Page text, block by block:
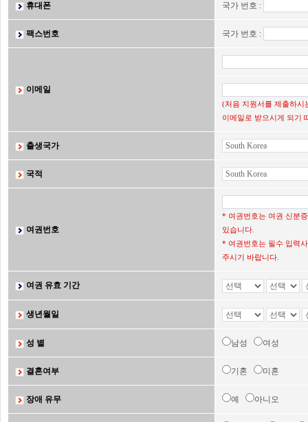
휴대폰 국가 번호 :
팩스번호 국가 번호 :
이메일
(처음 지원서를 제출하시
이메일로 받으시게 되기
출생국가
국적
여권번호
* 여권번호는 여권 신분
있습니다.
* 여권번호는 필수 입력
주시기 바랍니다.
여권 유효 기간
생년월일
성 별 남성 여성
결혼여부 기혼 미혼
장애 유무 예 아니오